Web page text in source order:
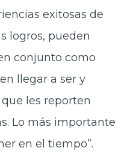
exitosas de
logros, pueden
conjunto como
llegar a ser y
les reporten
Lo más importante
en el tiempo”.